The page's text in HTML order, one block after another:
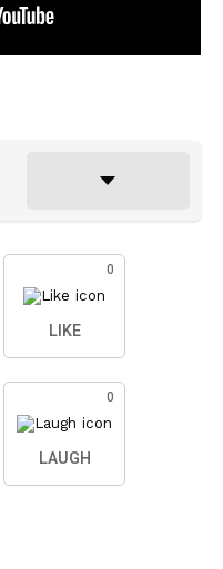
0
LIKE
0
LAUGH